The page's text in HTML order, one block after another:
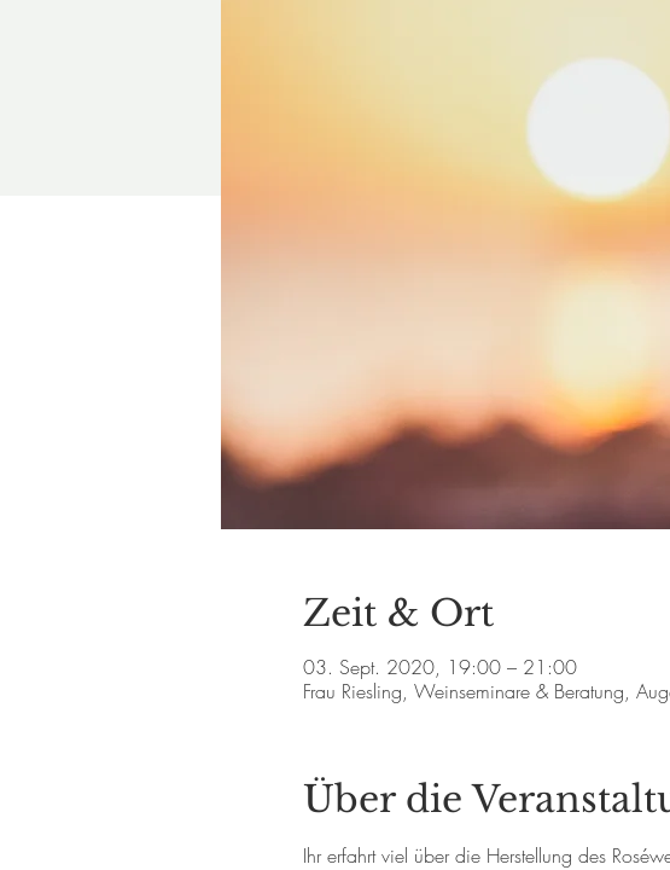
Zeit & Ort
03. Sept. 2020, 19:00 – 21:00
Frau Riesling, Weinseminare & Beratung,
Über die
Ihr erfahrt viel über die Herstellung des